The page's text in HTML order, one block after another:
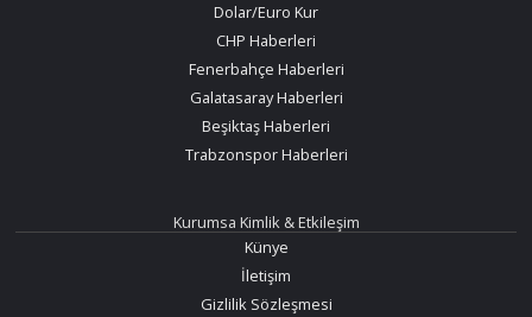
Dolar/Euro Kur
CHP Haberleri
Fenerbahçe Haberleri
Galatasaray Haberleri
Beşiktaş Haberleri
Trabzonspor Haberleri
Kurumsa Kimlik & Etkileşim
Künye
İletişim
Gizlilik Sözleşmesi